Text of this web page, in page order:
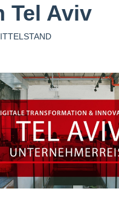
Tel Aviv